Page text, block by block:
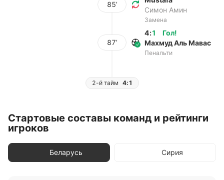
85’
Симон Амин
Замена
87’
Гол!
4:1
Махмуд Аль Мавас
Пенальти
2-й тайм 4:1
Стартовые составы команд и рейтинги
игроков
Беларусь Сирия